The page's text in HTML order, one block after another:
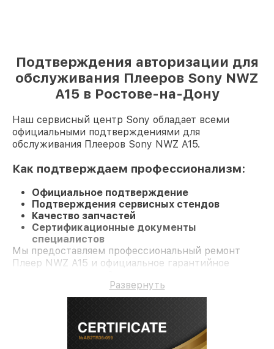
Подтверждения авторизации для
обслуживания Плееров Sony NWZ
A15 в Ростове-на-Дону
Наш сервисный центр Sony обладает всеми
официальными подтверждениями для
обслуживания Плееров Sony NWZ A15.
Как подтверждаем профессионализм:
Официальное подтверждение
Подтверждения сервисных стендов
Качество запчастей
Сертификационные документы
специалистов
Мы предоставляем профессиональный ремонт
Плеер NWZ A15 и официальное гарантийное
Развернуть